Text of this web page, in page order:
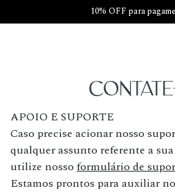
10% OFF para
APOIO E SUPORTE
Caso precise acionar nosso
qualquer assunto referente a
utilize nosso formulário de
Estamos prontos para auxiliar